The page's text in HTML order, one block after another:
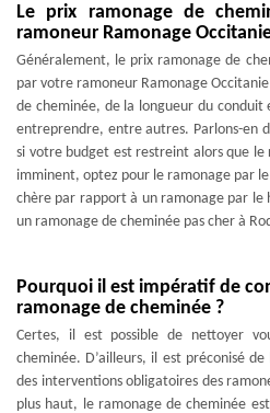
Le prix ramonage de
ramoneur Ramonage
Généralement, le prix ramonage de
par votre ramoneur Ramonage
de cheminée, de la longueur du
entreprendre, entre autres. Parlons-en
si votre budget est restreint alors que
imminent, optez pour le ramonage par
chère par rapport à un ramonage par le
un ramonage de cheminée pas cher à
Pourquoi il est impératif de
ramonage de cheminée ?
Certes, il est possible de nettoyer
cheminée. D’ailleurs, il est préconisé
des interventions obligatoires des
plus haut, le ramonage de cheminée